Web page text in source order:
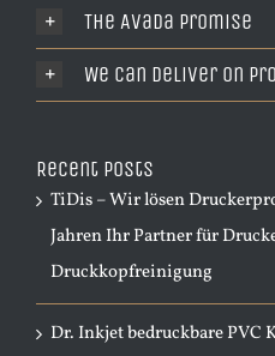
The Avada Promise
We Can Deliver On
Recent Posts
TiDis – Wir lösen
Jahren Ihr Partner für
Druckkopfreinigung
Dr. Inkjet bedruckbare PVC